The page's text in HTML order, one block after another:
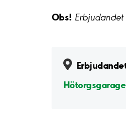
Obs! Erbjudandet